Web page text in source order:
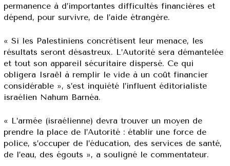
permanence à d’importantes difficultés financières et
dépend, pour survivre, de l’aide étrangère.
« Si les Palestiniens concrétisent leur menace, les
résultats seront désastreux. L’Autorité sera démantelée
et tout son appareil sécuritaire dispersé. Ce qui
obligera Israël à remplir le vide à un coût financier
considérable », s’est inquiété l’influent éditorialiste
israélien Nahum Barnéa.
« L’armée (israélienne) devra trouver un moyen de
prendre la place de l’Autorité : établir une force de
police, s’occuper de l’éducation, des services de santé,
de l’eau, des égouts », a souligné le commentateur.